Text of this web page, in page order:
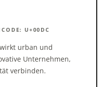
U+00DC
urban und
Unternehmen,
verbinden.